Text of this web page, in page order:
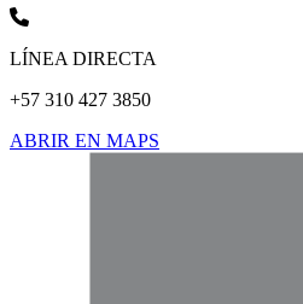
LÍNEA DIRECTA
+57 310 427 3850
ABRIR EN MAPS